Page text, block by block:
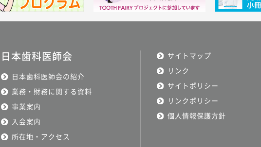
日本歯科医師会
日本歯科医師会の紹介
業務・財務に関する資料
事業案内
入会案内
所在地・アクセス
サイトマップ
リンク
サイトポリシー
リンクポリシー
個人情報保護方針